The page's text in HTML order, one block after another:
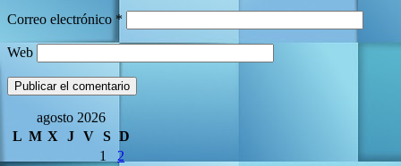
Correo electrónico *
Web
agosto 2026
L M X J V S D
1
2